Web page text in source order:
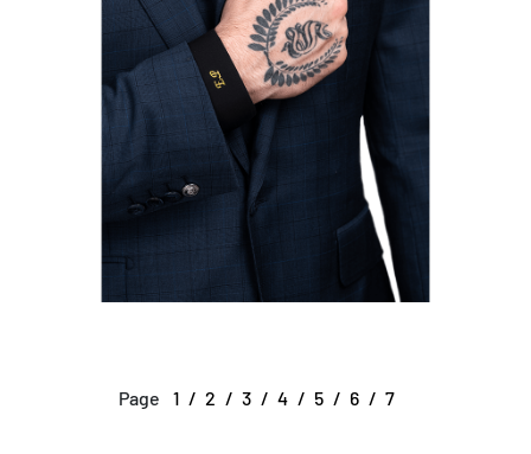
Page 1 2 3 4 5 6 7